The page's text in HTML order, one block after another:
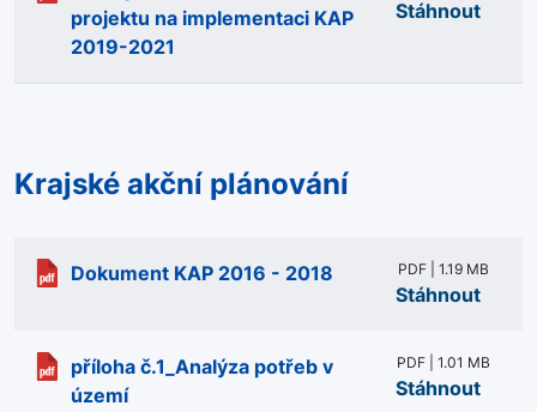
projektu na implementaci KAP
2019-2021
Stáhnout
Krajské akční plánování
Dokument KAP 2016 - 2018 PDF | 1.19 MB
Stáhnout
příloha č.1_Analýza potřeb v
území
PDF | 1.01 MB
Stáhnout